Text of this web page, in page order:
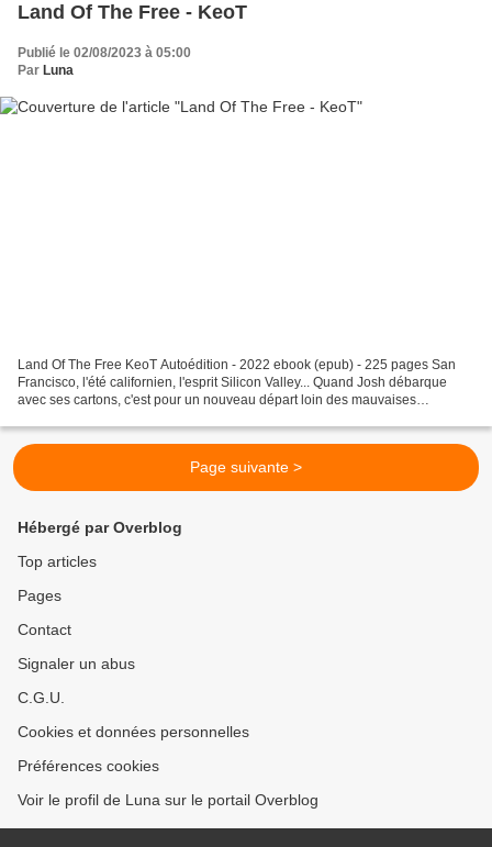
Land Of The Free - KeoT
Publié le 02/08/2023 à 05:00
Par Luna
Land Of The Free KeoT Autoédition - 2022 ebook (epub) - 225 pages San
Francisco, l'été californien, l'esprit Silicon Valley... Quand Josh débarque
avec ses cartons, c'est pour un nouveau départ loin des mauvaises
Page suivante >
Hébergé par Overblog
Top articles
Pages
Contact
Signaler un abus
C.G.U.
Cookies et données personnelles
Préférences cookies
Voir le profil de Luna sur le portail Overblog